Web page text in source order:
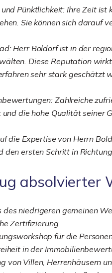
Pünktlichkeit: Ihre Zeit
Sie können sich darauf
Herr Boldorf ist in der
Diese Reputation
sehr stark geschätzt
Zahlreiche
die hohe Qualität seiner
die Expertise von Herrn
den ersten Schritt in
absolvierter
niedrigeren gemeinen
Zertifizierung
für die
in der
von Villen, Herrenhäusern